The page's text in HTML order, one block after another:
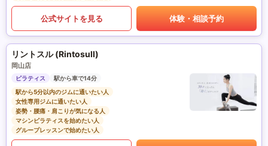
公式サイトを見る 体験・相談予約
リントスル (Rintosull)
岡山店
ピラティス
駅から車で14分
駅から5分以内のジムに通いたい人
女性専用ジムに通いたい人
姿勢・腰痛・肩こりが気になる人
マシンピラティスを始めたい人
グループレッスンで始めたい人